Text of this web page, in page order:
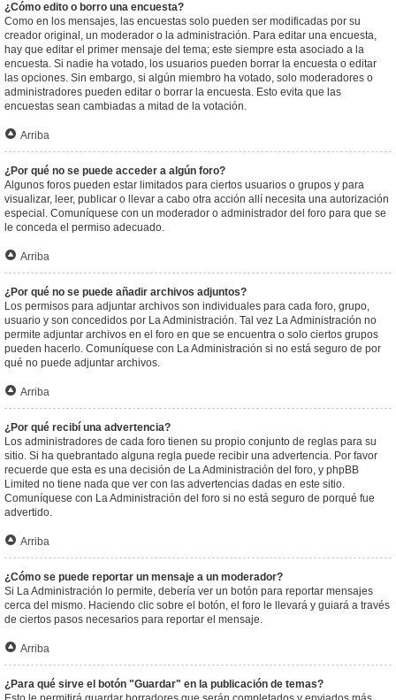
¿Cómo edito o borro una encuesta?
Como en los mensajes, las encuestas solo pueden ser modificadas por su
creador original, un moderador o la administración. Para editar una encuesta,
hay que editar el primer mensaje del tema; este siempre esta asociado a la
encuesta. Si nadie ha votado, los usuarios pueden borrar la encuesta o editar
las opciones. Sin embargo, si algún miembro ha votado, solo moderadores o
administradores pueden editar o borrar la encuesta. Esto evita que las
encuestas sean cambiadas a mitad de la votación.
Arriba
¿Por qué no se puede acceder a algún foro?
Algunos foros pueden estar limitados para ciertos usuarios o grupos y para
visualizar, leer, publicar o llevar a cabo otra acción allí necesita una autorización
especial. Comuníquese con un moderador o administrador del foro para que se
le conceda el permiso adecuado.
Arriba
¿Por qué no se puede añadir archivos adjuntos?
Los permisos para adjuntar archivos son individuales para cada foro, grupo,
usuario y son concedidos por La Administración. Tal vez La Administración no
permite adjuntar archivos en el foro en que se encuentra o solo ciertos grupos
pueden hacerlo. Comuníquese con La Administración si no está seguro de por
qué no puede adjuntar archivos.
Arriba
¿Por qué recibí una advertencia?
Los administradores de cada foro tienen su propio conjunto de reglas para su
sitio. Si ha quebrantado alguna regla puede recibir una advertencia. Por favor
recuerde que esta es una decisión de La Administración del foro, y phpBB
Limited no tiene nada que ver con las advertencias dadas en este sitio.
Comuníquese con La Administración del foro si no está seguro de porqué fue
advertido.
Arriba
¿Cómo se puede reportar un mensaje a un moderador?
Si La Administración lo permite, debería ver un botón para reportar mensajes
cerca del mismo. Haciendo clic sobre el botón, el foro le llevará y guiará a través
de ciertos pasos necesarios para reportar el mensaje.
Arriba
¿Para qué sirve el botón "Guardar" en la publicación de temas?